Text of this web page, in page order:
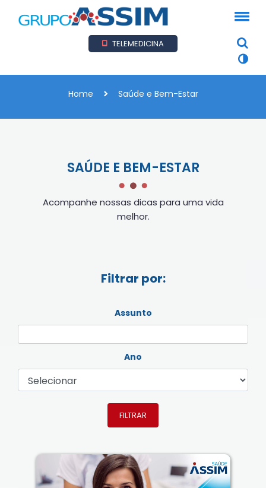
TELEMEDICINA
Home Saúde e Bem-Estar
SAÚDE E BEM-ESTAR
Acompanhe nossas dicas para uma vida
melhor.
Filtrar por:
Assunto
Ano
FILTRAR